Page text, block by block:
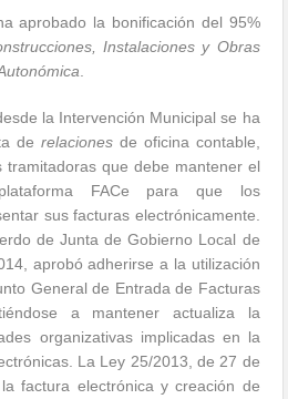
aprobado la bonificación del 95%
Instalaciones y Obras
la Intervención Municipal se ha
de relaciones de oficina contable,
tramitadoras que debe mantener el
FACe para que los
sus facturas electrónicamente.
de Junta de Gobierno Local de
aprobó adherirse a la utilización
General de Entrada de Facturas
a mantener actualiza la
organizativas implicadas en la
La Ley 25/2013, de 27 de
factura electrónica y creación de